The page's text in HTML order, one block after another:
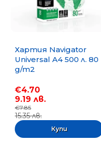
Хартия Navigator
Universal A4 500 л. 80
g/m2
€4.70
9.19 лв.
€7.85
15.35 лв.